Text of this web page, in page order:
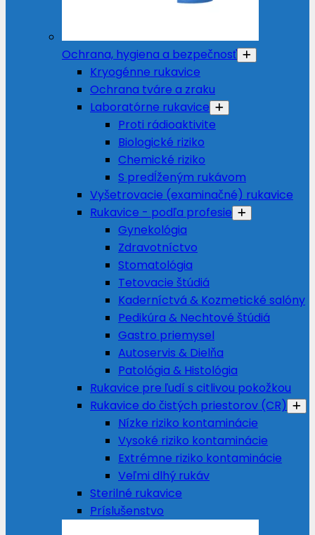
Ochrana, hygiena a bezpečnosť
Kryogénne rukavice
Ochrana tváre a zraku
Laboratórne rukavice
Proti rádioaktivite
Biologické riziko
Chemické riziko
S predĺženým rukávom
Vyšetrovacie (examinačné) rukavice
Rukavice - podľa profesie
Gynekológia
Zdravotníctvo
Stomatológia
Tetovacie štúdiá
Kaderníctvá & Kozmetické salóny
Pedikúra & Nechtové štúdiá
Gastro priemysel
Autoservis & Dielňa
Patológia & Histológia
Rukavice pre ľudí s citlivou pokožkou
Rukavice do čistých priestorov (CR)
Nízke riziko kontaminácie
Vysoké riziko kontaminácie
Extrémne riziko kontaminácie
Veľmi dlhý rukáv
Sterilné rukavice
Príslušenstvo